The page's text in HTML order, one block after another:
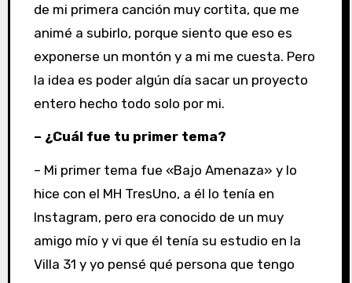
de mi primera canción muy cortita, que me
animé a subirlo, porque siento que eso es
exponerse un montón y a mi me cuesta. Pero
la idea es poder algún día sacar un proyecto
entero hecho todo solo por mi.
– ¿Cuál fue tu primer tema?
– Mi primer tema fue «Bajo Amenaza» y lo
hice con el MH TresUno, a él lo tenía en
Instagram, pero era conocido de un muy
amigo mío y vi que él tenía su estudio en la
Villa 31 y yo pensé qué persona que tengo